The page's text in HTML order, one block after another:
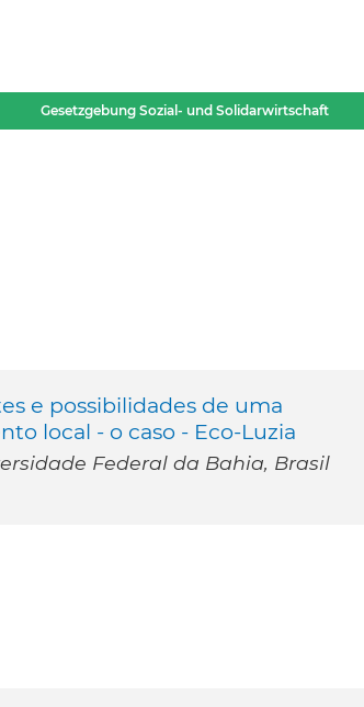
Gesetzgebung Sozial- und Solidarwirtschaft
e possibilidades de uma
local - o caso - Eco-Luzia
Federal da Bahia, Brasil